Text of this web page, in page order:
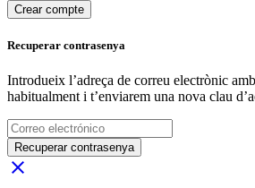
Crear compte
Recuperar contrasenya
Introdueix l’adreça de correu electrònic
habitualment i t’enviarem una nova clau
Recuperar contrasenya
close